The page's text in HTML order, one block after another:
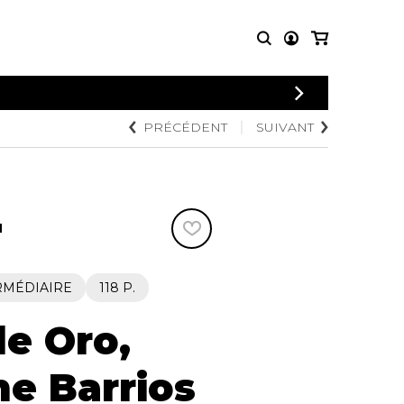
CONNEXION
PARTITIONS
POUR
Quatuor de saxophones
AUTRES
PRODUITS
Disques compacts et
DVDs
PRÉCÉDENT SUIVANT
118 P.
Oro,
Barrios